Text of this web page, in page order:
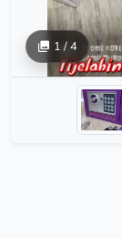
1 / 4